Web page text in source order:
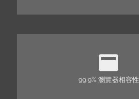
99.9% 瀏覽器相容性